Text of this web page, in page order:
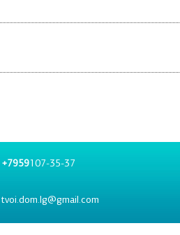
+7959107-35-37
tvoi.dom.lg@gmail.com